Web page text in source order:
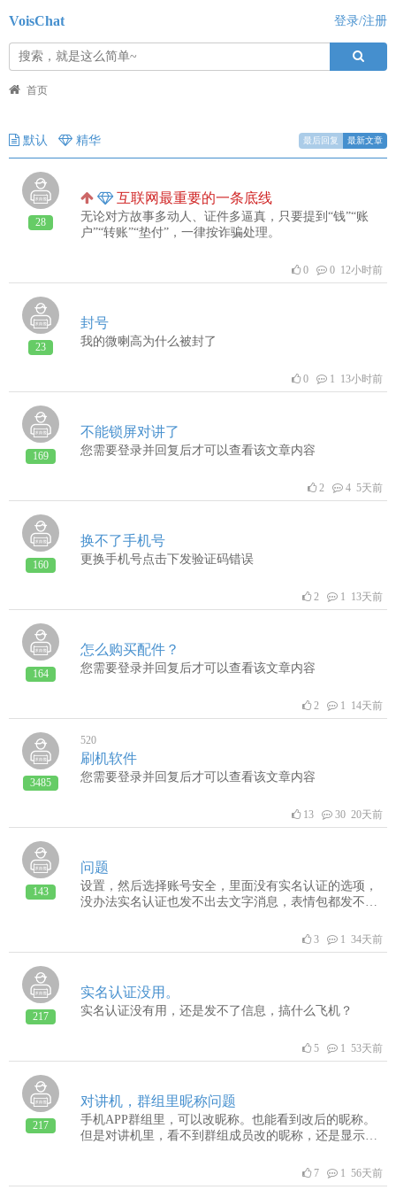
VoisChat 登录/注册
首页
默认 精华 最后回复 最新文章
28
互联网最重要的一条底线
无论对方故事多动人、证件多逼真，只要提到“钱”“账
户”“转账”“垫付”，一律按诈骗处理。
0 0 12小时前
23
封号
我的微喇高为什么被封了
0 1 13小时前
169
不能锁屏对讲了
您需要登录并回复后才可以查看该文章内容
2 4 5天前
160
换不了手机号
更换手机号点击下发验证码错误
2 1 13天前
164
怎么购买配件？
您需要登录并回复后才可以查看该文章内容
2 1 14天前
3485
520
刷机软件
您需要登录并回复后才可以查看该文章内容
13 30 20天前
143
问题
设置，然后选择账号安全，里面没有实名认证的选项，
没办法实名认证也发不出去文字消息，表情包都发不了
3 1 34天前
217
实名认证没用。
实名认证没有用，还是发不了信息，搞什么飞机？
5 1 53天前
217
对讲机，群组里昵称问题
手机APP群组里，可以改昵称。也能看到改后的昵称。
但是对讲机里，看不到群组成员改的昵称，还是显示的
7 1 56天前